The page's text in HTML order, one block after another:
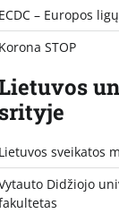
ECDC – Europos
Korona STOP
srityje
Lietuvos sveikatos
Didžiojo